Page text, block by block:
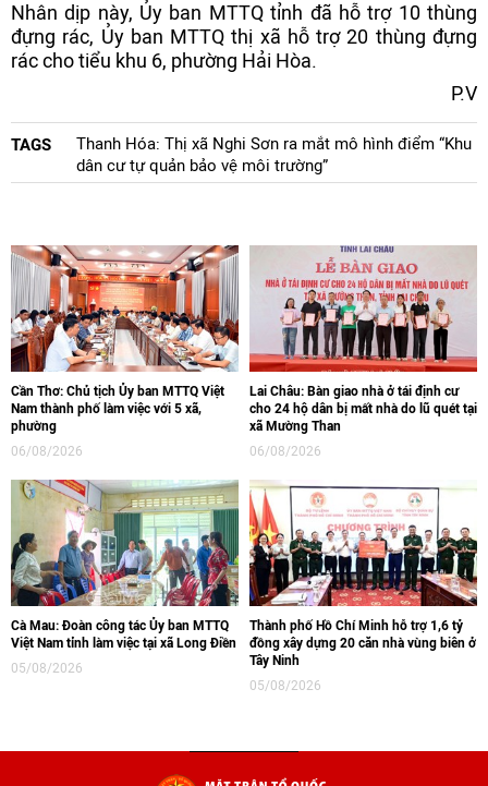
Nhân dịp này, Ủy ban MTTQ tỉnh đã hỗ trợ 10 thùng
đựng rác, Ủy ban MTTQ thị xã hỗ trợ 20 thùng đựng
rác cho tiểu khu 6, phường Hải Hòa.
P.V
TAGS
Thanh Hóa: Thị xã Nghi Sơn ra mắt mô hình điểm “Khu
dân cư tự quản bảo vệ môi trường”
Cần Thơ: Chủ tịch Ủy ban MTTQ Việt
Nam thành phố làm việc với 5 xã,
phường
06/08/2026
Lai Châu: Bàn giao nhà ở tái định cư
cho 24 hộ dân bị mất nhà do lũ quét tại
xã Mường Than
06/08/2026
Cà Mau: Đoàn công tác Ủy ban MTTQ
Việt Nam tỉnh làm việc tại xã Long Điền
05/08/2026
Thành phố Hồ Chí Minh hỗ trợ 1,6 tỷ
đồng xây dựng 20 căn nhà vùng biên ở
Tây Ninh
05/08/2026